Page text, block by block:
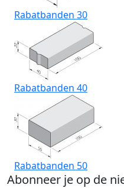
Rabatbanden 30
Rabatbanden 40
Rabatbanden 50
Abonneer je op de